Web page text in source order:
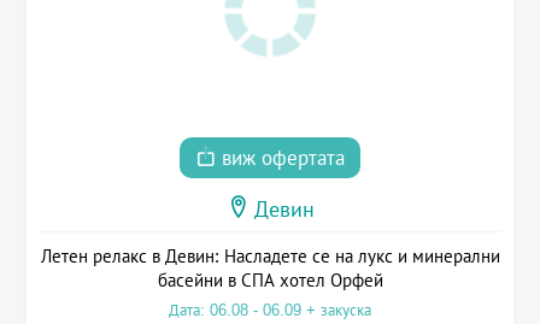
виж офертата
Девин
Летен релакс в Девин: Насладете се на лукс и минерални
басейни в СПА хотел Орфей
Дата: 06.08 - 06.09 + закуска